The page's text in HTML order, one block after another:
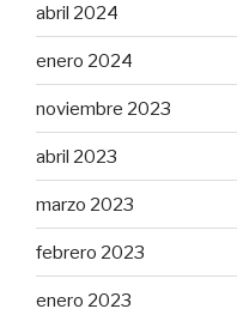
abril 2024
enero 2024
noviembre 2023
abril 2023
marzo 2023
febrero 2023
enero 2023